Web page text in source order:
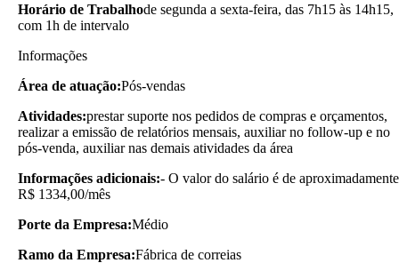
Horário de Trabalhode segunda a sexta-feira, das 7h15 às 14h15,
com 1h de intervalo
Informações
Área de atuação:Pós-vendas
Atividades:prestar suporte nos pedidos de compras e orçamentos,
realizar a emissão de relatórios mensais, auxiliar no follow-up e no
pós-venda, auxiliar nas demais atividades da área
Informações adicionais:- O valor do salário é de aproximadamente
R$ 1334,00/mês
Porte da Empresa:Médio
Ramo da Empresa:Fábrica de correias